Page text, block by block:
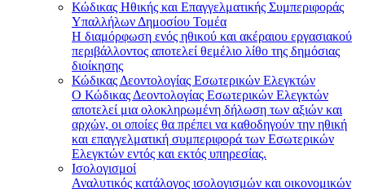
Κώδικας Ηθικής και Επαγγελματικής Συμπεριφοράς
Υπαλλήλων Δημοσίου Τομέα
Η διαμόρφωση ενός ηθικού και ακέραιου εργασιακού
περιβάλλοντος αποτελεί θεμέλιο λίθο της δημόσιας
διοίκησης
Κώδικας Δεοντολογίας Εσωτερικών Ελεγκτών
Ο Κώδικας Δεοντολογίας Εσωτερικών Ελεγκτών
αποτελεί μια ολοκληρωμένη δήλωση των αξιών και
αρχών, οι οποίες θα πρέπει να καθοδηγούν την ηθική
και επαγγελματική συμπεριφορά των Εσωτερικών
Ελεγκτών εντός και εκτός υπηρεσίας.
Ισολογισμοί
Αναλυτικός κατάλογος ισολογισμών και οικονομικών